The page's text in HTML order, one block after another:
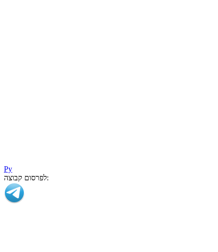
Ру
לפרסום קבוצה: